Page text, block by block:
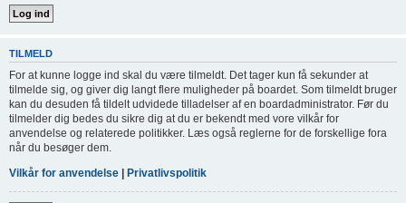
TILMELD
For at kunne logge ind skal du være tilmeldt. Det tager kun få sekunder at
tilmelde sig, og giver dig langt flere muligheder på boardet. Som tilmeldt bruger
kan du desuden få tildelt udvidede tilladelser af en boardadministrator. Før du
tilmelder dig bedes du sikre dig at du er bekendt med vore vilkår for
anvendelse og relaterede politikker. Læs også reglerne for de forskellige fora
når du besøger dem.
Vilkår for anvendelse | Privatlivspolitik